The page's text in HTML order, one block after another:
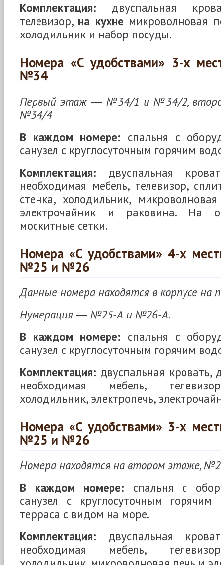
Комплектация: двуспальная
телевизор, на кухне микроволновая
холодильник и набор посуды.
Номера «С удобствами» 3-х
№34
Первый этаж ― №34/1 и №34/2,
№34/4
В каждом номере: спальня с
санузел с круглосуточным горячим
Комплектация: двуспальная
необходимая мебель, телевизор,
стенка, холодильник,
электрочайник и раковина. На
москитные сетки.
Номера «С удобствами» 4-х
№25 и №26
Данные номера находятся в корпусе на
Нумерация ― №25-А и №26-А.
В каждом номере: спальня с
санузел с круглосуточным горячим
Комплектация: двуспальная кровать,
необходимая мебель,
холодильник, электропечь,
Номера «С удобствами» 3-х
№25 и №26
Номера находятся на втором этаже,
В каждом номере: спальня с
санузел с круглосуточным
терраса с видом на море.
Комплектация: двуспальная
необходимая мебель,